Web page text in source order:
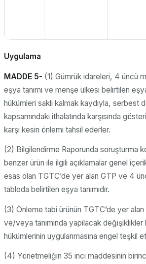
Uygulama
MADDE 5- (1) Gümrük idareleri, 4 üncü
eşya tanımı ve menşe ülkesi belirtilen
hükümleri saklı kalmak kaydıyla, serbest
kapsamındaki ithalatında karşısında
karşı kesin önlemi tahsil ederler.
(2) Bilgilendirme Raporunda soruşturma
benzer ürün ile ilgili açıklamalar genel
esas olan TGTC’de yer alan GTP ve 4
tabloda belirtilen eşya tanımıdır.
(3) Önleme tabi ürünün TGTC’de yer
ve/veya tanımında yapılacak
hükümlerinin uygulanmasına engel teşkil
(4) Yönetmeliğin 35 inci maddesinin birinci